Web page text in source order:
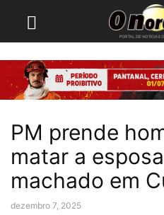
PM prende
matar a
machado em
dezembro 7, 2025